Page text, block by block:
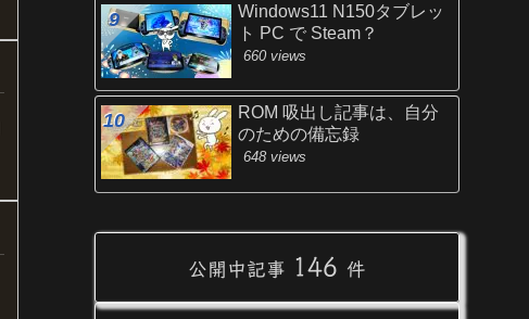
Windows11 N150タブレッ
ト PC で Steam？
660 views
ROM 吸出し記事は、自分
のための備忘録
648 views
公開中記事 146 件